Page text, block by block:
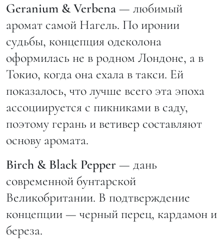
Geranium &Verbena— любимый
аромат самой Нагель. По иронии
судьбы, концепция одеколона
оформилась не в родном Лондоне, а в
Токио, когда она ехала в такси. Ей
показалось, что лучше всего эта эпоха
ассоциируется с пикниками в саду,
поэтому герань и ветивер составляют
основу аромата.
Birch &Black Pepper— дань
современной бунтарской
Великобритании. В подтверждение
концепции — черный перец, кардамон и
береза.